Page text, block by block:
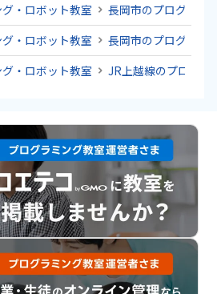
・ロボット教室
長岡市のプログラミ
・ロボット教室
長岡市のプログラミ
・ロボット教室
JR上越線のプログラ